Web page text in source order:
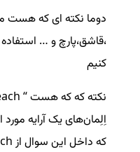
دوما نکته ای که هست
،قاشق،پارچ و …
کنیم
اِلِمان‌های یک آرایه
که داخل این سوال از foreach استفاده بشه